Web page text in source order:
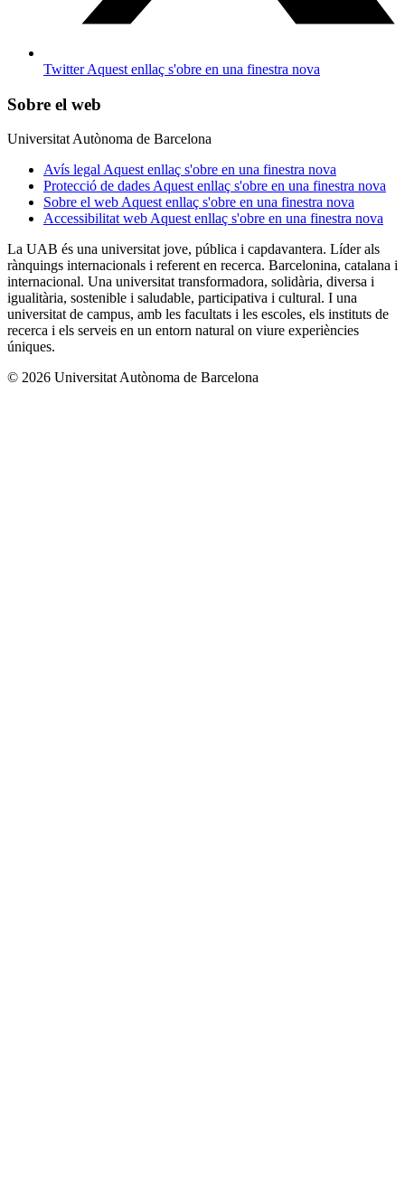
TwitterAquest enllaç s'obre en una finestra nova
Sobre el web
Universitat Autònoma de Barcelona
Avís legal Aquest enllaç s'obre en una finestra nova
Protecció de dades Aquest enllaç s'obre en una finestra nova
Sobre el web Aquest enllaç s'obre en una finestra nova
Accessibilitat web Aquest enllaç s'obre en una finestra nova
La UAB és una universitat jove, pública i capdavantera. Líder als
rànquings internacionals i referent en recerca. Barcelonina, catalana i
internacional. Una universitat transformadora, solidària, diversa i
igualitària, sostenible i saludable, participativa i cultural. I una
universitat de campus, amb les facultats i les escoles, els instituts de
recerca i els serveis en un entorn natural on viure experiències
úniques.
© 2026 Universitat Autònoma de Barcelona